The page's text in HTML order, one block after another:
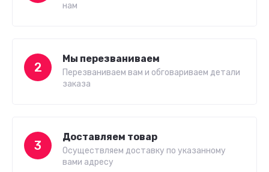
нам
2
Мы перезваниваем
Перезваниваем вам и обговариваем детали
заказа
3
Доставляем товар
Осуществляем доставку по указанному
вами адресу